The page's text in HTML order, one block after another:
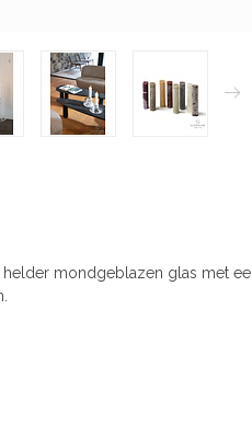
helder mondgeblazen glas met